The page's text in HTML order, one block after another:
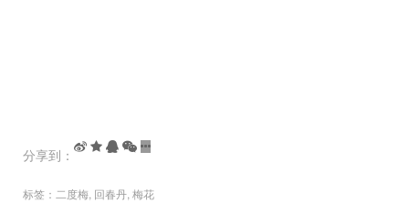
分享到：
标签： 二度梅 回春丹 梅花